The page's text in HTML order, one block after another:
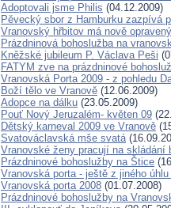
Adoptovali jsme Philis (04.12.2009)
Pěvecký sbor z Hamburku zazpívá
Vranovský hřbitov má nově
Prázdninová bohoslužba na
Kněžské jubileum P. Václava Peši
FATYM zve na prázdninové
Vranovská Porta 2009 - z pohledu
Boží tělo ve Vranově (12.06.2009)
Adopce na dálku (23.05.2009)
Pouť Nový Jeruzalém- květen 09
Dětský karneval 2009 ve Vranově
Svatováclavská mše svatá
Vranovské ženy pracují na skládání
Prázdninové bohoslužby na Štice
Vranovská porta - ještě z jiného úhlu
Vranovská porta 2008 (01.07.2008)
Prázdninové bohoslužby na